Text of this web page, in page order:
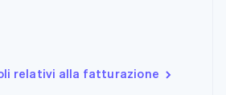
relativi alla fatturazione